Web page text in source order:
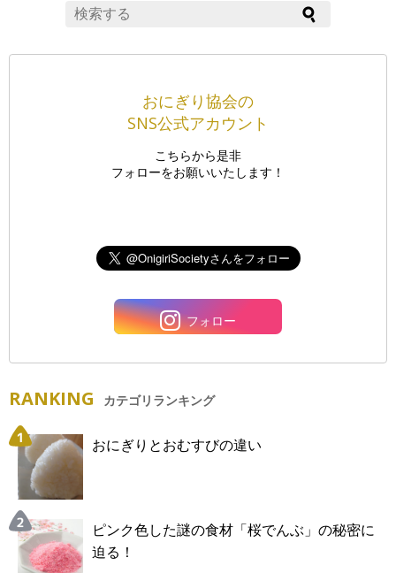
おにぎり協会の
SNS公式アカウント
こちらから是非
フォローをお願いいたします！
フォロー
RANKING カテゴリランキング
おにぎりとおむすびの違い
ピンク色した謎の食材「桜でんぶ」の秘密に
迫る！